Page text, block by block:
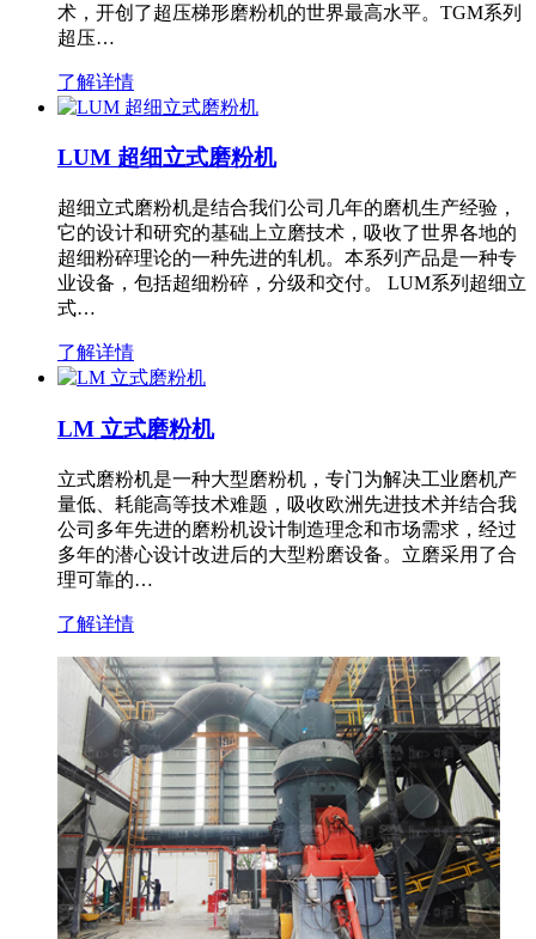
术，开创了超压梯形磨粉机的世界最高水平。TGM系列
超压…
了解详情
LUM 超细立式磨粉机
超细立式磨粉机是结合我们公司几年的磨机生产经验，
它的设计和研究的基础上立磨技术，吸收了世界各地的
超细粉碎理论的一种先进的轧机。本系列产品是一种专
业设备，包括超细粉碎，分级和交付。 LUM系列超细立
式…
了解详情
LM 立式磨粉机
立式磨粉机是一种大型磨粉机，专门为解决工业磨机产
量低、耗能高等技术难题，吸收欧洲先进技术并结合我
公司多年先进的磨粉机设计制造理念和市场需求，经过
多年的潜心设计改进后的大型粉磨设备。立磨采用了合
理可靠的…
了解详情